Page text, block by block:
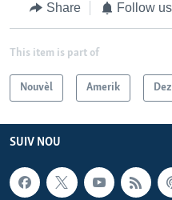
Share Follow us
This item is part of
Nouvèl Amerik
SUIV NOU